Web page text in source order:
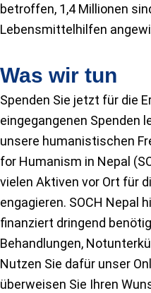
betroffen, 1,4 Millionen
Lebensmittelhilfen
Was wir tun
Spenden Sie jetzt für die
eingegangenen Spenden
unsere humanistischen
for Humanism in Nepal
vielen Aktiven vor Ort für
engagieren. SOCH Nepal
finanziert dringend
Behandlungen,
Nutzen Sie dafür unser
überweisen Sie Ihren